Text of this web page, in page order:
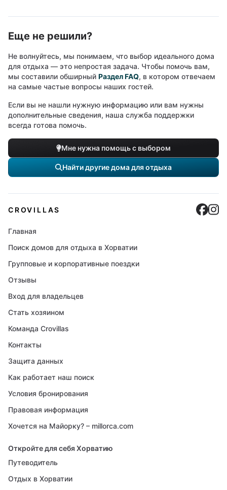
Еще не решили?
Не волнуйтесь, мы понимаем, что выбор идеального дома
для отдыха — это непростая задача. Чтобы помочь вам,
мы составили обширный Раздел FAQ, в котором отвечаем
на самые частые вопросы наших гостей.
Если вы не нашли нужную информацию или вам нужны
дополнительные сведения, наша служба поддержки
всегда готова помочь.
Мне нужна помощь с выбором
Найти другие дома для отдыха
CROVILLAS
Главная
Поиск домов для отдыха в Хорватии
Групповые и корпоративные поездки
Отзывы
Вход для владельцев
Стать хозяином
Команда Crovillas
Контакты
Защита данных
Как работает наш поиск
Условия бронирования
Правовая информация
Хочется на Майорку? – millorca.com
Откройте для себя Хорватию
Путеводитель
Отдых в Хорватии